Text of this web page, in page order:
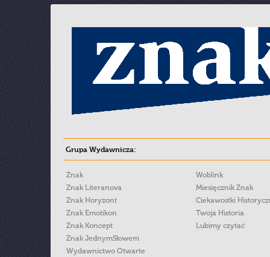
Grupa Wydawnicza:
Znak
Znak Literanova
Znak Horyzont
Znak Emotikon
Znak Koncept
Znak JednymSłowem
Wydawnictwo Otwarte
Woblink
Miesięcznik Znak
Ciekawostki
Twoja Historia
Lubimy czytać